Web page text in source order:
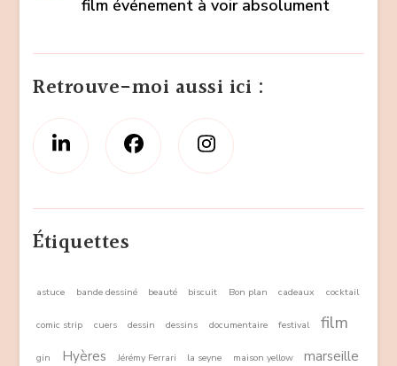
film événement à voir absolument
Retrouve-moi aussi ici :
Étiquettes
astuce bande dessiné beauté biscuit Bon plan cadeaux cocktail
comic strip cuers dessin dessins documentaire festival film
gin Hyères Jérémy Ferrari la seyne maison yellow marseille